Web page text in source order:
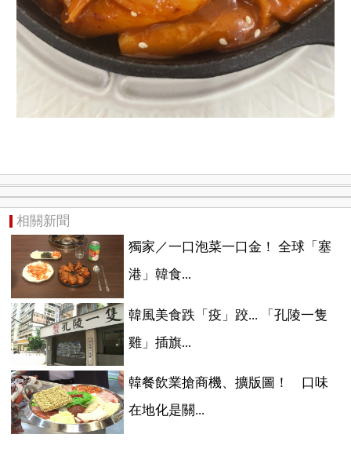
相關新聞
獨家／一口泡菜一口金！ 全球「塞
港」韓食...
韓風美食跌「疫」跤... 「孔陵一隻
雞」插旗...
韓餐飲業搶商機、擴版圖！ 口味
在地化是關...